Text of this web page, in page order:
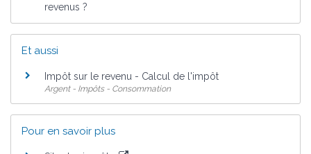
revenus ?
Et aussi
Impôt sur le revenu - Calcul de l'impôt
Argent - Impôts - Consommation
Pour en savoir plus